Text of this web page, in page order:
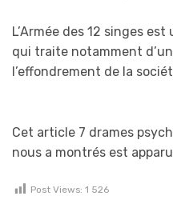
L’Armée des 12 singes
qui traite notamment
l’effondrement de la
Cet article 7 drames
nous a montrés est
Post Views: 1 526